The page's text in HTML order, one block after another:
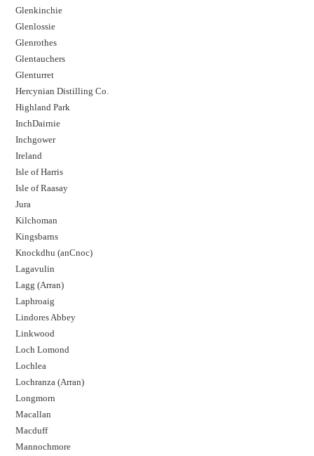
Glenkinchie
Glenlossie
Glenrothes
Glentauchers
Glenturret
Hercynian Distilling Co.
Highland Park
InchDairnie
Inchgower
Ireland
Isle of Harris
Isle of Raasay
Jura
Kilchoman
Kingsbarns
Knockdhu (anCnoc)
Lagavulin
Lagg (Arran)
Laphroaig
Lindores Abbey
Linkwood
Loch Lomond
Lochlea
Lochranza (Arran)
Longmorn
Macallan
Macduff
Mannochmore